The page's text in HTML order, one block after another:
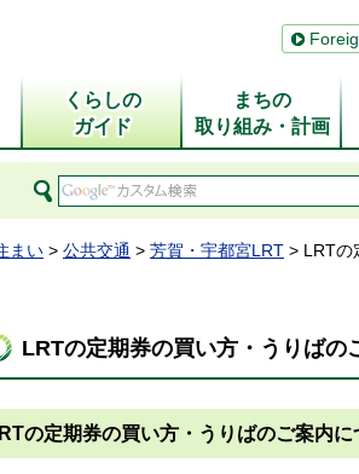
くらしの
ガイド
まちの
取り組み・計画
まい > 公共交通 > 芳賀・宇都宮LRT > LRTの
LRTの定期券の買い方・うりばの
の定期券の買い方・うりばのご案内に